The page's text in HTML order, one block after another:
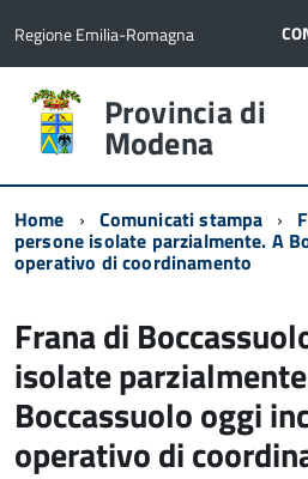
Regione Emilia-Romagna
Provincia di
Modena
Home Comunicati stampa
persone isolate parzialmente. A
operativo di coordinamento
Frana di
isolate
Boccassuolo oggi
operativo di